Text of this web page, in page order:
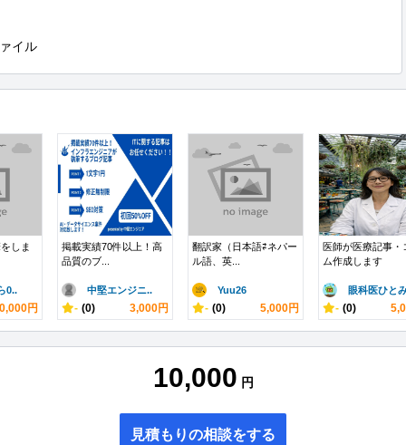
イル
しま
0..
円
掲載実績70件以上！高
品質のブ...
中堅エンジニ..
- (0) 3,000円
翻訳家（日本語⇄ネパー
ル語、英...
Yuu26
- (0) 5,000円
医師が医療記事・
ム作成します
眼科医ひと
- (0)
10,000 円
見積もりの相談をする